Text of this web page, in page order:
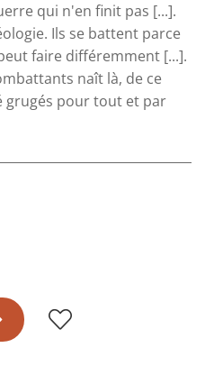
qui n'en finit pas [...].
Ils se battent parce
faire différemment [...].
naît là, de ce
grugés pour tout et par